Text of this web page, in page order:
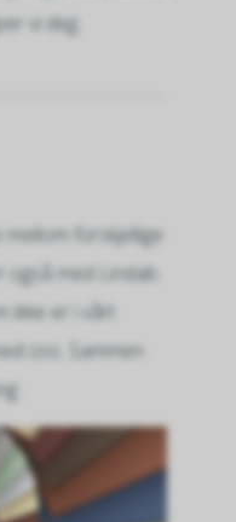
vi deg.
mellom forskjellige
med Lindab.
ikke er i vårt
oss. Sammen